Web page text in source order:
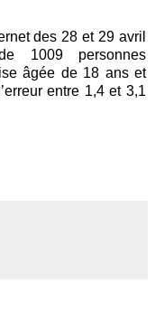
des 28 et 29 avril
1009 personnes
âgée de 18 ans et
entre 1,4 et 3,1